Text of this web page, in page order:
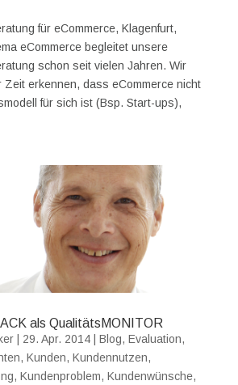
für eCommerce, Klagenfurt,
eCommerce begleitet unsere
schon seit vielen Jahren. Wir
Zeit erkennen, dass eCommerce nicht
für sich ist (Bsp. Start-ups),
als QualitätsMONITOR
| 29. Apr. 2014| Blog, Evaluation,
, Kunden, Kundennutzen,
, Kundenproblem, Kundenwünsche,